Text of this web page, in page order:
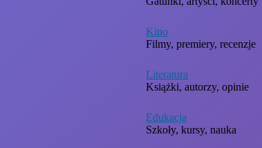
Kino
Filmy, premiery, recenzje
Literatura
Książki, autorzy, opinie
Edukacja
Szkoły, kursy, nauka